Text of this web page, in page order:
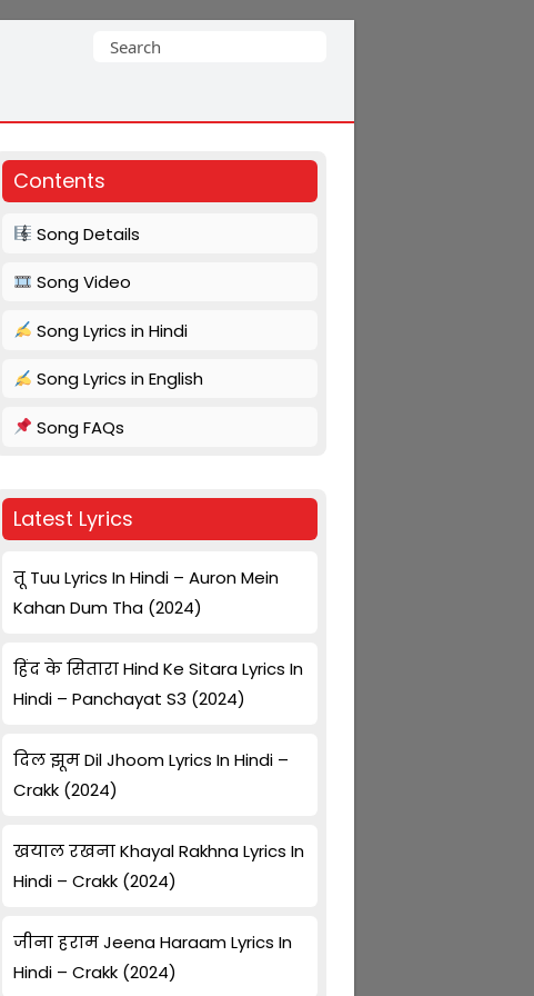
Search
Contents
Song Details
Song Video
Song Lyrics in Hindi
Song Lyrics in English
Song FAQs
Latest Lyrics
तू Tuu Lyrics In Hindi – Auron Mein
Kahan Dum Tha (2024)
हिंद के सितारा Hind Ke Sitara Lyrics In
Hindi – Panchayat S3 (2024)
दिल झूम Dil Jhoom Lyrics In Hindi –
Crakk (2024)
खयाल रखना Khayal Rakhna Lyrics In
Hindi – Crakk (2024)
जीना हराम Jeena Haraam Lyrics In
Hindi – Crakk (2024)